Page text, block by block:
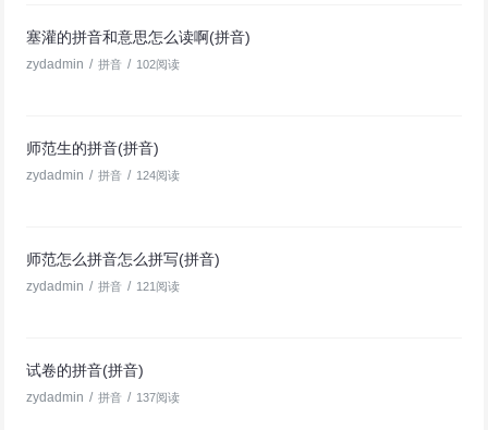
塞灌的拼音和意思怎么读啊(拼音)
zydadmin / 拼音 / 102阅读
师范生的拼音(拼音)
zydadmin / 拼音 / 124阅读
师范怎么拼音怎么拼写(拼音)
zydadmin / 拼音 / 121阅读
试卷的拼音(拼音)
zydadmin / 拼音 / 137阅读